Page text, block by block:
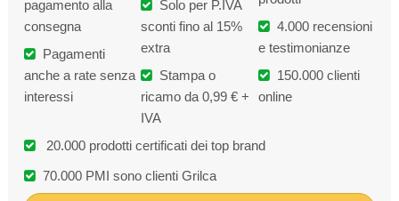
pagamento alla
consegna
Pagamenti
anche a rate senza
interessi
Solo per P.IVA
sconti fino al 15%
extra
Stampa o
ricamo da 0,99 € +
IVA
4.000 recensioni
e testimonianze
150.000 clienti
online
20.000 prodotti certificati dei top brand
70.000 PMI sono clienti Grilca